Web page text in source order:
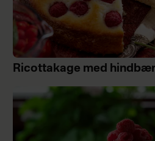
Ricottakage med